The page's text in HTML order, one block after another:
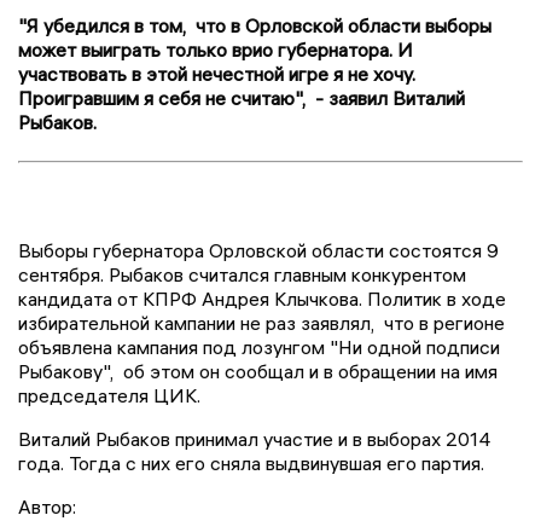
"Я убедился в том, что в Орловской области выборы
может выиграть только врио губернатора. И
участвовать в этой нечестной игре я не хочу.
Проигравшим я себя не считаю", - заявил Виталий
Рыбаков.
Выборы губернатора Орловской области состоятся 9
сентября. Рыбаков считался главным конкурентом
кандидата от КПРФ Андрея Клычкова. Политик в ходе
избирательной кампании не раз заявлял, что в регионе
объявлена кампания под лозунгом "Ни одной подписи
Рыбакову", об этом он сообщал и в обращении на имя
председателя ЦИК.
Виталий Рыбаков принимал участие и в выборах 2014
года. Тогда с них его сняла выдвинувшая его партия.
Автор: